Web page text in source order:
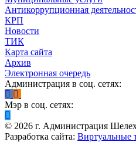
Антикоррупционная
КРП
Новости
ТИК
Карта сайта
Архив
Электронная очередь
Администрация в соц. сетях:
Мэр в соц. сетях:
© 2026 г. Администрация
Разработка сайта: Виртуальные